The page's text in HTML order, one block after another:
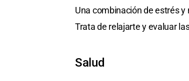
Una combinación de estrés
Trata de relajarte y evaluar
Salud